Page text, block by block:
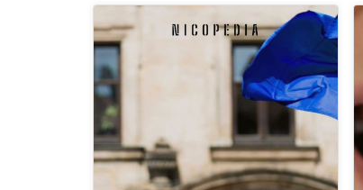
erlaubt?